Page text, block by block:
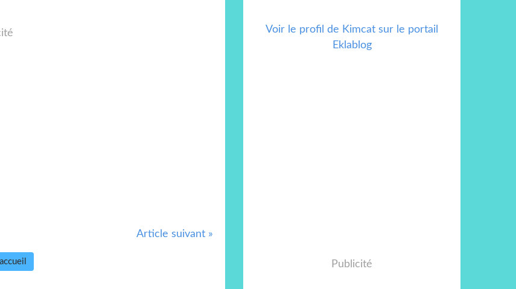
Article suivant »
Voir le profil de Kimcat sur le portail
Eklablog
Publicité